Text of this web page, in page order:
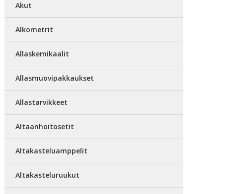
Akut
Alkometrit
Allaskemikaalit
Allasmuovipakkaukset
Allastarvikkeet
Altaanhoitosetit
Altakasteluamppelit
Altakasteluruukut